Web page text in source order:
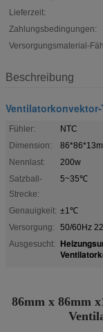
Lieferzeit:
Zahlungsbedingungen:
Versorgungsmaterial-
Beschreibung
Fühler:
NTC
Dimension:
Nennlast:
200w
Satzball-
Strecke:
5~35℃
Genauigkeit: ±1℃
Versorgung:
50/60Hz
Ausgesucht:
86mm x 86mm